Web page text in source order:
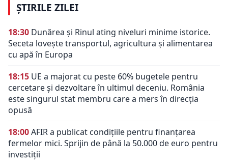
ȘTIRILE ZILEI
18:30 Dunărea și Rinul ating niveluri minime istorice.
Seceta lovește transportul, agricultura și alimentarea
cu apă în Europa
18:15 UE a majorat cu peste 60% bugetele pentru
cercetare și dezvoltare în ultimul deceniu. România
este singurul stat membru care a mers în direcția
opusă
18:00AFIR a publicat condițiile pentru finanțarea
fermelor mici. Sprijin de până la 50.000 de euro pentru
investiții